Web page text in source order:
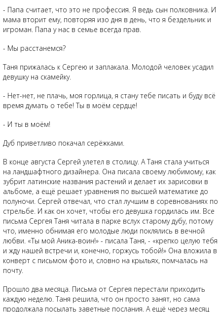
- Папа считает, что это не профессия. Я ведь сын полковника. И
мама вторит ему, повторяя изо дня в день, что я бездельник и
игроман. Папа у нас в семье всегда прав.
- Мы расстанемся?
Таня прижалась к Сергею и заплакала. Молодой человек усадил
девушку на скамейку.
- Нет-нет, не плачь, моя горлица, я стану тебе писать и буду всё
время думать о тебе! Ты в моём сердце!
- И ты в моём!
Дуб приветливо покачал серёжками.
В конце августа Сергей улетел в столицу. А Таня стала учиться
на ландшафтного дизайнера. Она писала своему любимому, как
зубрит латинские названия растений и делает их зарисовки в
альбоме, а ещё решает уравнения по высшей математике до
полуночи. Сергей отвечал, что стал лучшим в соревнованиях по
стрельбе. И как он хочет, чтобы его девушка гордилась им. Все
письма Сергея Таня читала в парке вслух старому дубу, потому
что, именно обнимая его молодые люди поклялись в вечной
любви. «Ты мой Аника-воин!» - писала Таня, - «крепко целую тебя
и жду нашей встречи и, конечно, горжусь тобой!» Она вложила в
конверт с письмом фото и, словно на крыльях, помчалась на
почту.
Прошло два месяца. Письма от Сергея перестали приходить
каждую неделю. Таня решила, что он просто занят, но сама
продолжала посылать заветные послания. А ещё через месяц